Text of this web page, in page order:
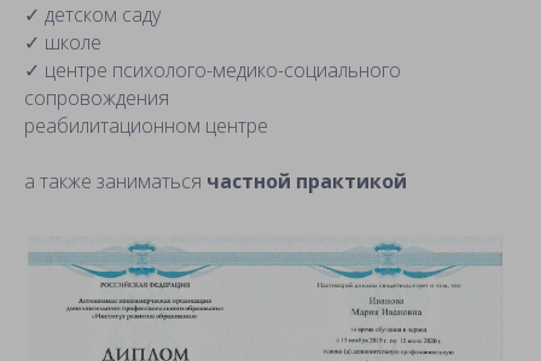
✓ детском саду
✓ школе
✓ центре психолого-медико-социального
сопровождения
реабилитационном центре
а также заниматься частной практикой